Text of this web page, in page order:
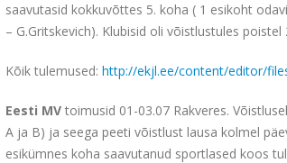
saavutasid kokkuvõttes 5. koha ( 1 esikoht
– G.Gritskevich). Klubisid oli võistlustules
Kõik tulemused: http://ekjl.ee/content/editor/
Eesti MV toimusid 01-03.07 Rakveres.
A ja B) ja seega peeti võistlust lausa kolmel
esikümnes koha saavutanud sportlased koos